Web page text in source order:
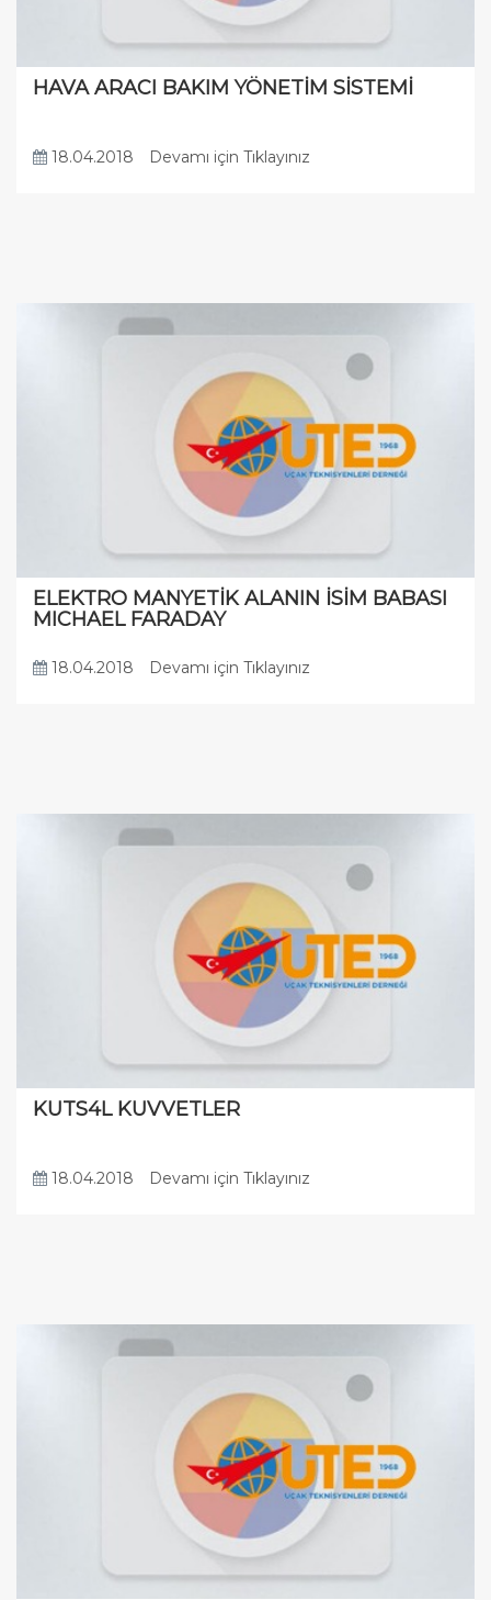
HAVA ARACI BAKIM YÖNETİM SİSTEMİ
18.04.2018 Devamı için Tıklayınız
ELEKTRO MANYETİK ALANIN İSİM BABASI
MICHAEL FARADAY
18.04.2018 Devamı için Tıklayınız
KUTS4L KUVVETLER
18.04.2018 Devamı için Tıklayınız